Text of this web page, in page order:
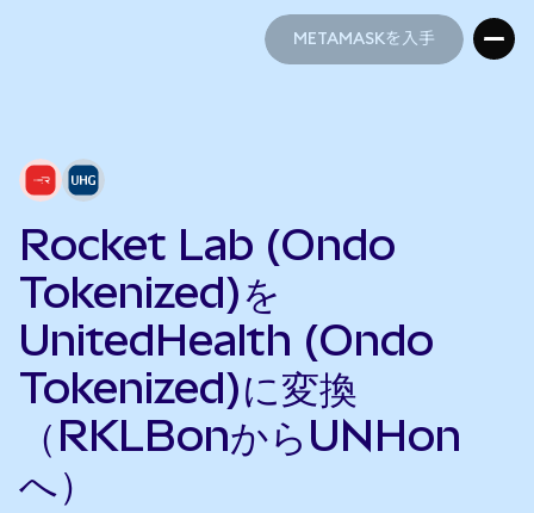
METAMASKを入手
Rocket Lab (Ondo
Tokenized)を
UnitedHealth (Ondo
Tokenized)に変換
（RKLBonからUNHon
へ）